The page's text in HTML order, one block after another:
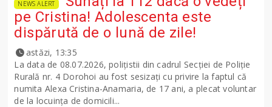
NEWS ALERT
pe Cristina! Adolescenta este
dispărută de o lună de zile!
astăzi, 13:35
La data de 08.07.2026, polițistii din cadrul Secției de Poliție
Rurală nr. 4 Dorohoi au fost sesizați cu privire la faptul că
numita Alexa Cristina-Anamaria, de 17 ani, a plecat voluntar
de la locuința de domicili...